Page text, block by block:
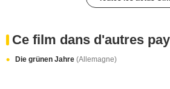
Ce film dans d'autres
Die grünen Jahre (Allemagne)